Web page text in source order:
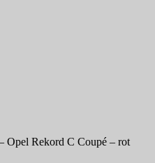
Opel Rekord C Coupé – rot